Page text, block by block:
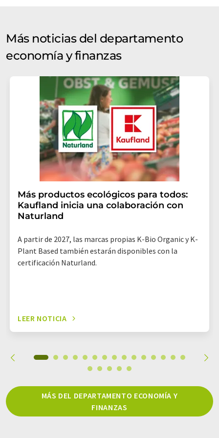
Más noticias del departamento
economía y finanzas
Más productos ecológicos para todos:
Kaufland inicia una colaboración con
Naturland
A partir de 2027, las marcas propias K-Bio Organic y K-
Plant Based también estarán disponibles con la
certificación Naturland.
LEER NOTICIA
MÁS DEL DEPARTAMENTO ECONOMÍA Y
FINANZAS